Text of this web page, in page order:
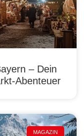
– Dein
Abenteuer
MAGAZIN